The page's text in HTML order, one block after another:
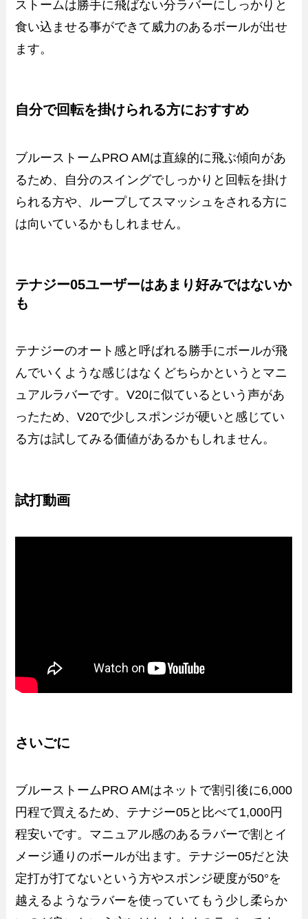
ストームは勝手に飛ばない分ラバーにしっかりと
食い込ませる事ができて威力のあるボールが出せ
ます。
自分で回転を掛けられる方におすすめ
ブルーストームPRO AMは直線的に飛ぶ傾向があ
るため、自分のスイングでしっかりと回転を掛け
られる方や、ループしてスマッシュをされる方に
は向いているかもしれません。
テナジー05ユーザーはあまり好みではないか
も
テナジーのオート感と呼ばれる勝手にボールが飛
んでいくような感じはなくどちらかというとマニ
ュアルラバーです。V20に似ているという声があ
ったため、V20で少しスポンジが硬いと感じてい
る方は試してみる価値があるかもしれません。
試打動画
さいごに
ブルーストームPRO AMはネットで割引後に6,000
円程で買えるため、テナジー05と比べて1,000円
程安いです。マニュアル感のあるラバーで割とイ
メージ通りのボールが出ます。テナジー05だと決
定打が打てないという方やスポンジ硬度が50°を
越えるようなラバーを使っていてもう少し柔らか